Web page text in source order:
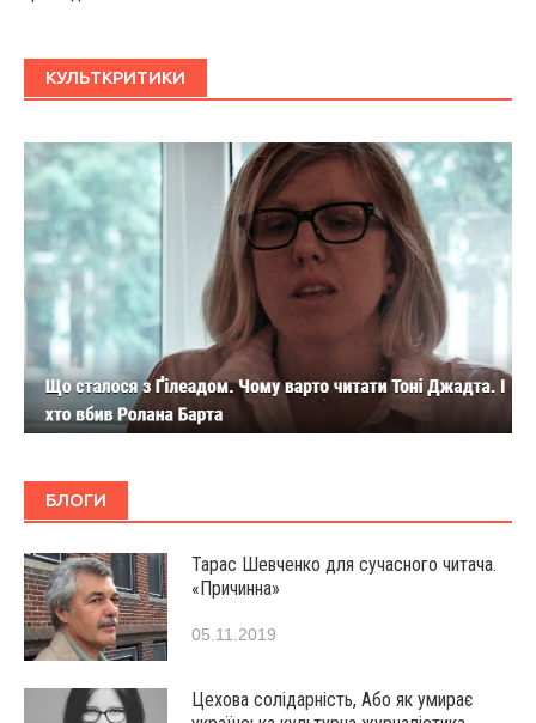
КУЛЬТКРИТИКИ
БЛОГИ
Тарас Шевченко для сучасного читача.
«Причинна»
05.11.2019
Цехова солідарність, Або як умирає